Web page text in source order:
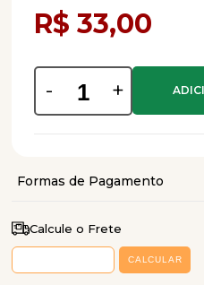
R$ 33,00
- +
Calcule o Frete